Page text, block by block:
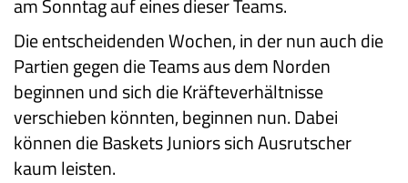
Die entscheidenden Wochen, in der nun auch die
Partien gegen die Teams aus dem Norden
beginnen und sich die Kräfteverhältnisse
verschieben könnten, beginnen nun. Dabei
können die Baskets Juniors sich Ausrutscher
kaum leisten.